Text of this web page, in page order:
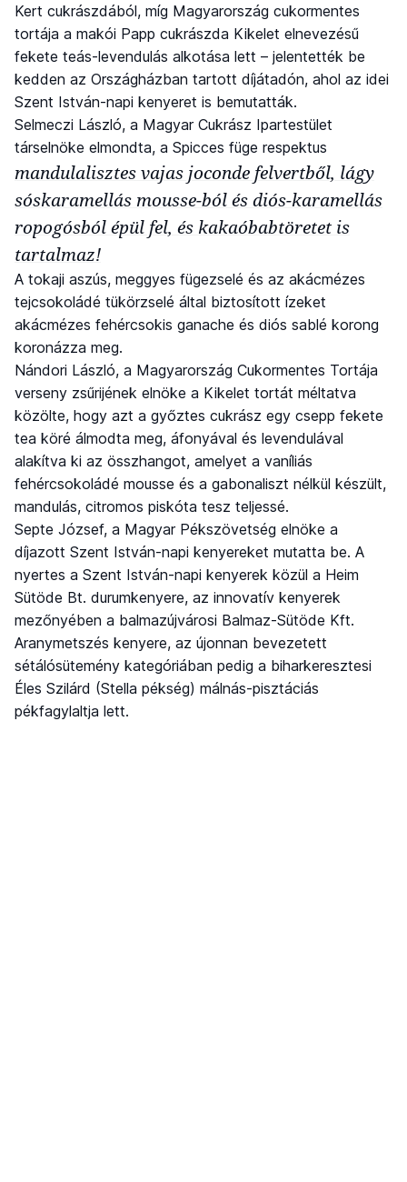
Kert cukrászdából, míg Magyarország cukormentes
tortája a makói Papp cukrászda Kikelet elnevezésű
fekete teás-levendulás alkotása lett – jelentették be
kedden az Országházban tartott díjátadón, ahol az idei
Szent István-napi kenyeret is bemutatták.
Selmeczi László, a Magyar Cukrász Ipartestület
társelnöke elmondta, a Spicces füge respektus
mandulalisztes vajas joconde felvertből, lágy
sóskaramellás mousse-ból és diós-karamellás
ropogósból épül fel, és kakaóbabtöretet is
tartalmaz!
A tokaji aszús, meggyes fügezselé és az akácmézes
tejcsokoládé tükörzselé által biztosított ízeket
akácmézes fehércsokis ganache és diós sablé korong
koronázza meg.
Nándori László, a Magyarország Cukormentes Tortája
verseny zsűrijének elnöke a Kikelet tortát méltatva
közölte, hogy azt a győztes cukrász egy csepp fekete
tea köré álmodta meg, áfonyával és levendulával
alakítva ki az összhangot, amelyet a vaníliás
fehércsokoládé mousse és a gabonaliszt nélkül készült,
mandulás, citromos piskóta tesz teljessé.
Septe József, a Magyar Pékszövetség elnöke a
díjazott Szent István-napi kenyereket mutatta be. A
nyertes a Szent István-napi kenyerek közül a Heim
Sütöde Bt. durumkenyere, az innovatív kenyerek
mezőnyében a balmazújvárosi Balmaz-Sütöde Kft.
Aranymetszés kenyere, az újonnan bevezetett
sétálósütemény kategóriában pedig a biharkeresztesi
Éles Szilárd (Stella pékség) málnás-pisztáciás
pékfagylaltja lett.